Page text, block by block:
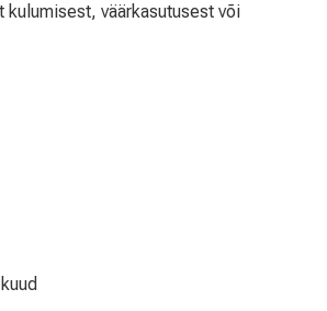
kulumisest, väärkasutusest või